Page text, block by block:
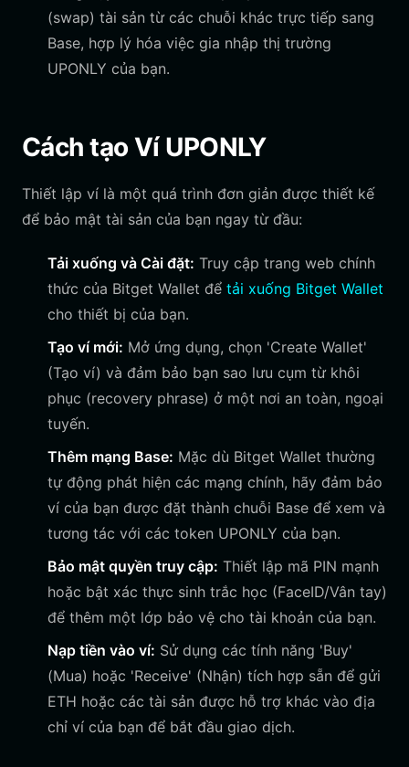
(swap) tài sản từ các chuỗi khác trực tiếp sang
Base, hợp lý hóa việc gia nhập thị trường
UPONLY của bạn.
Cách tạo Ví UPONLY
Thiết lập ví là một quá trình đơn giản được thiết kế
để bảo mật tài sản của bạn ngay từ đầu:
Tải xuống và Cài đặt: Truy cập trang web chính
thức của Bitget Wallet để tải xuống Bitget Wallet
cho thiết bị của bạn.
Tạo ví mới: Mở ứng dụng, chọn 'Create Wallet'
(Tạo ví) và đảm bảo bạn sao lưu cụm từ khôi
phục (recovery phrase) ở một nơi an toàn, ngoại
tuyến.
Thêm mạng Base: Mặc dù Bitget Wallet thường
tự động phát hiện các mạng chính, hãy đảm bảo
ví của bạn được đặt thành chuỗi Base để xem và
tương tác với các token UPONLY của bạn.
Bảo mật quyền truy cập: Thiết lập mã PIN mạnh
hoặc bật xác thực sinh trắc học (FaceID/Vân tay)
để thêm một lớp bảo vệ cho tài khoản của bạn.
Nạp tiền vào ví: Sử dụng các tính năng 'Buy'
(Mua) hoặc 'Receive' (Nhận) tích hợp sẵn để gửi
ETH hoặc các tài sản được hỗ trợ khác vào địa
chỉ ví của bạn để bắt đầu giao dịch.